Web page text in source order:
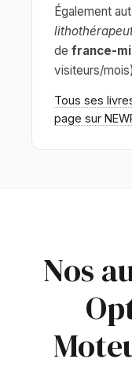
Également
de france-
visiteurs/
Tous ses
page sur
Nos